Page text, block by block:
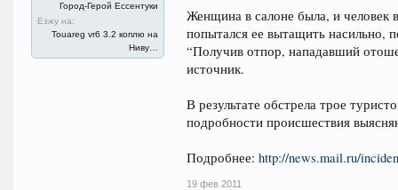
Город-Герой Ессентуки
Езжу на:
Touareg vr6 3.2 коплю на
Ниву…
Женщина в салоне была, и человек
попытался ее вытащить насильно,
“Получив отпор, нападавший
источник.
В результате обстрела трое
подробности происшествия
Подробнее: http://news.mail.ru/
19 фев 2011